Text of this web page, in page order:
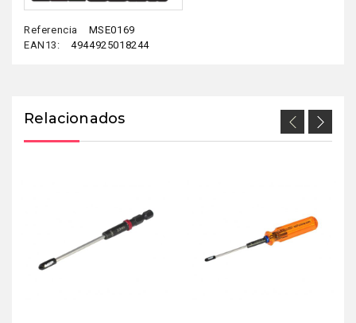
Referencia
MSE0169
EAN13:
4944925018244
Relacionados